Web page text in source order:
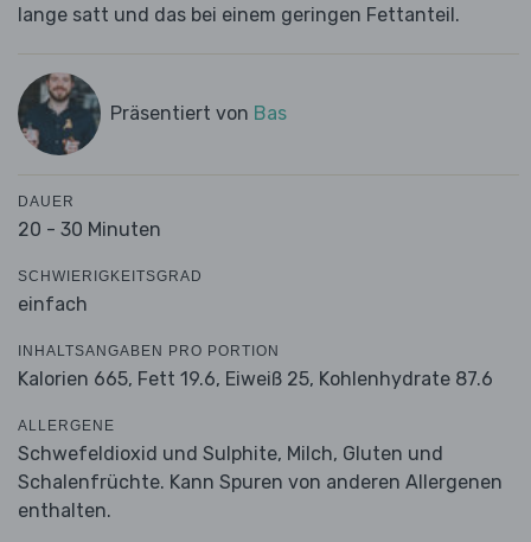
lange satt und das bei einem geringen Fettanteil.
Präsentiert von Bas
DAUER
20 - 30 Minuten
SCHWIERIGKEITSGRAD
einfach
INHALTSANGABEN PRO PORTION
Kalorien 665, Fett 19.6, Eiweiß 25, Kohlenhydrate 87.6
ALLERGENE
Schwefeldioxid und Sulphite, Milch, Gluten und
Schalenfrüchte. Kann Spuren von anderen Allergenen
enthalten.